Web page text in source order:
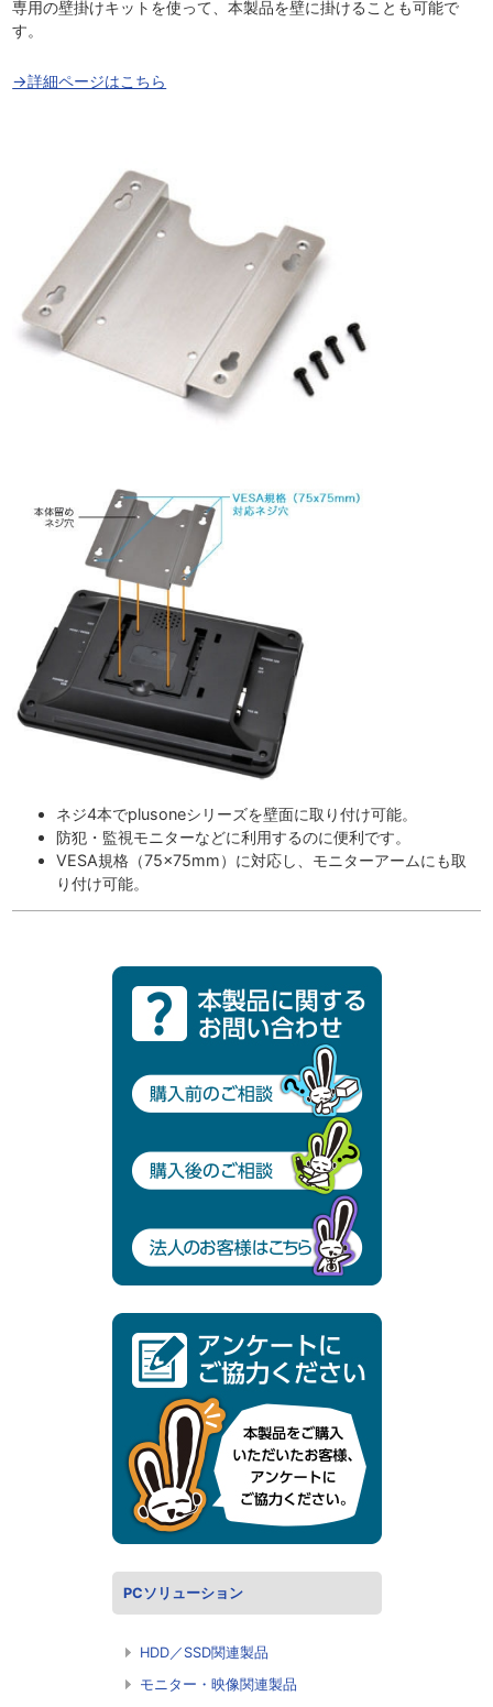
専用の壁掛けキットを使って、本製品を壁に掛けることも可能で
す。
→詳細ページはこちら
ネジ4本でplusoneシリーズを壁面に取り付け可能。
防犯・監視モニターなどに利用するのに便利です。
VESA規格（75×75mm）に対応し、モニターアームにも取
り付け可能。
PCソリューション
HDD／SSD関連製品
モニター・映像関連製品